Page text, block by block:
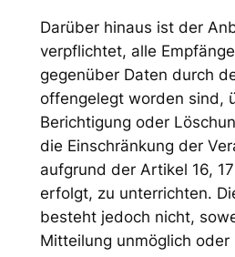
Darüber hinaus ist der
verpflichtet, alle
gegenüber Daten durch
offengelegt worden sind,
Berichtigung oder
die Einschränkung der
aufgrund der Artikel 16,
erfolgt, zu unterrichten.
besteht jedoch nicht,
Mitteilung unmöglich oder